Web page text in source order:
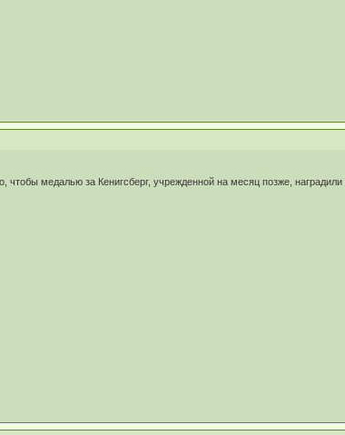
чтобы медалью за Кенигсберг, учрежденной на месяц позже,